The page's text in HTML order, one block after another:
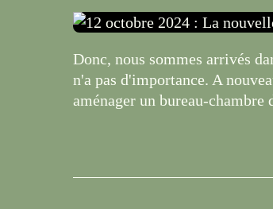
Donc, nous sommes arrivés
n'a pas d'importance. A
aménager un bureau-